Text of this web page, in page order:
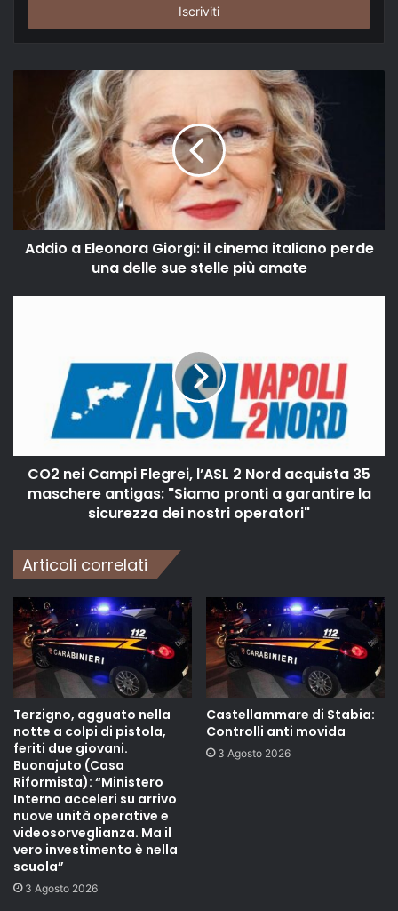
email
Addio a Eleonora Giorgi: il cinema italiano perde
una delle sue stelle più amate
CO2 nei Campi Flegrei, l’ASL 2 Nord acquista 35
maschere antigas: "Siamo pronti a garantire la
sicurezza dei nostri operatori"
Articoli correlati
Terzigno, agguato nella
notte a colpi di pistola,
feriti due giovani.
Buonajuto (Casa
Riformista): “Ministero
Interno acceleri su arrivo
nuove unità operative e
videosorveglianza. Ma il
vero investimento è nella
scuola”
3 Agosto 2026
Castellammare di Stabia:
Controlli anti movida
3 Agosto 2026